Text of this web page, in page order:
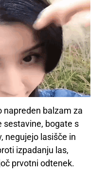
napreden balzam za
sestavine, bogate s
negujejo lasišče in
izpadanju las,
prvotni odtenek.